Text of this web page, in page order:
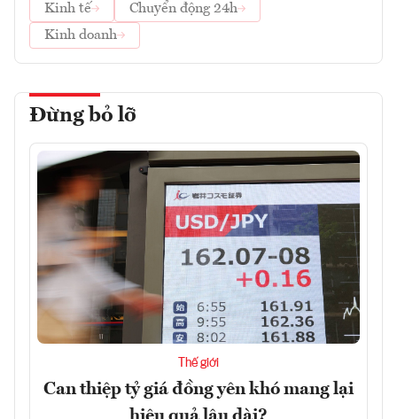
Kinh tế
Chuyển động 24h
Kinh doanh
Đừng bỏ lỡ
Thế giới
Can thiệp tỷ giá đồng yên khó mang lại